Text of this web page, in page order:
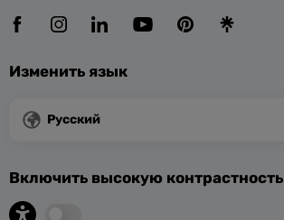
Изменить язык
Русский
Включить высокую контрастность